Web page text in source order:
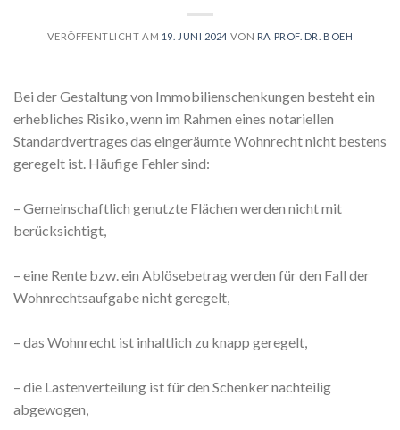
VERÖFFENTLICHT AM 19. JUNI 2024 VON RA PROF. DR. BOEH
Bei der Gestaltung von Immobilienschenkungen besteht ein
erhebliches Risiko, wenn im Rahmen eines notariellen
Standardvertrages das eingeräumte Wohnrecht nicht bestens
geregelt ist. Häufige Fehler sind:
– Gemeinschaftlich genutzte Flächen werden nicht mit
berücksichtigt,
– eine Rente bzw. ein Ablösebetrag werden für den Fall der
Wohnrechtsaufgabe nicht geregelt,
– das Wohnrecht ist inhaltlich zu knapp geregelt,
– die Lastenverteilung ist für den Schenker nachteilig
abgewogen,